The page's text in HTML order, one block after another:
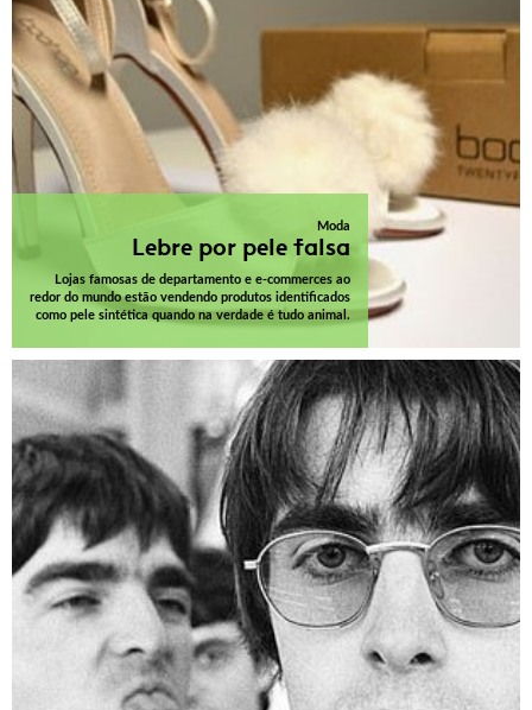
Moda
Lebre por pele falsa
Lojas famosas de departamento e e-commerces ao
redor do mundo estão vendendo produtos identificados
como pele sintética quando na verdade é tudo animal.